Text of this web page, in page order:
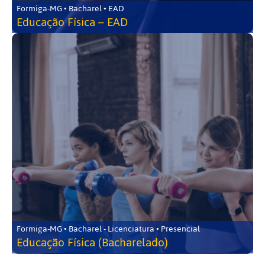
Formiga-MG • Bacharel • EAD
Educação Física – EAD
Formiga-MG • Bacharel - Licenciatura • Presencial
Educação Física (Bacharelado)